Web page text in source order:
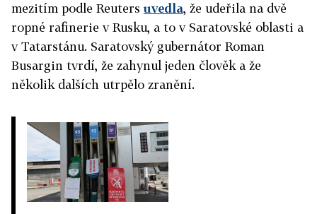
mezitím podle Reutersuvedla, že udeřila na dvě
ropné rafinerie v Rusku, a to v Saratovské oblasti a
v Tatarstánu. Saratovský gubernátor Roman
Busargin tvrdí, že zahynul jeden člověk a že
několik dalších utrpělo zranění.